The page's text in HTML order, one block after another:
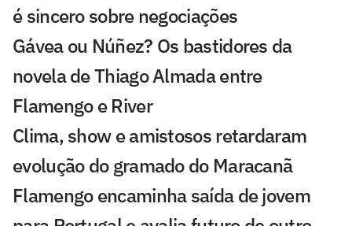
é sincero sobre negociações
Gávea ou Núñez? Os bastidores da
novela de Thiago Almada entre
Flamengo e River
Clima, show e amistosos retardaram
evolução do gramado do Maracanã
Flamengo encaminha saída de jovem